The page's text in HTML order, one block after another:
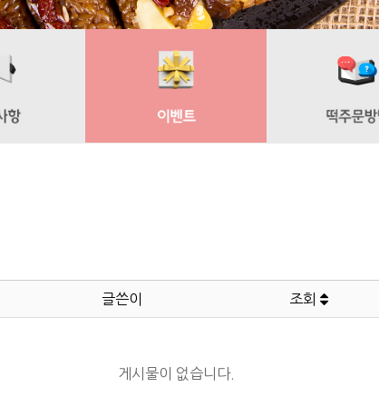
글쓴이 조회
게시물이 없습니다.